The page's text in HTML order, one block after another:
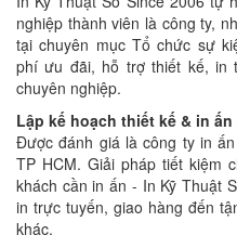
nghiệp thành viên là công ty,
tại chuyên mục Tổ chức sự
phí ưu đãi, hỗ trợ thiết kế, in
chuyên nghiệp.
Lập kế hoạch thiết kế & in
Được đánh giá là công ty in
TP HCM. Giải pháp tiết kiệm
khách cần in ấn - In Kỹ Thuật
in trực tuyến, giao hàng đến
khác.